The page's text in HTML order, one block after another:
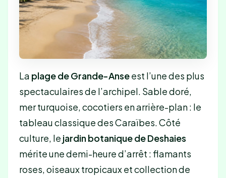
La plage de Grande-Anseest l’une des plus
spectaculaires de l’archipel. Sable doré,
mer turquoise, cocotiers en arrière-plan : le
tableau classique des Caraïbes. Côté
culture, le jardin botanique de Deshaies
mérite une demi-heure d’arrêt : flamants
roses, oiseaux tropicaux et collection de